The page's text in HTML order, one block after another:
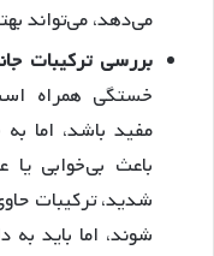
می‌دهد، می‌تواند
بررسی ترکیبات
خستگی همراه
مفید باشد، اما
باعث بی‌خوابی
شدید، ترکیبات
شوند، اما باید به